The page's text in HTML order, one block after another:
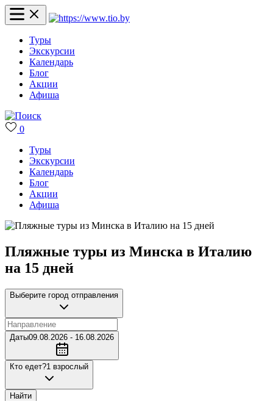
Туры
Экскурсии
Календарь
Блог
Акции
Афиша
0
Туры
Экскурсии
Календарь
Блог
Акции
Афиша
Пляжные туры из Минска в Италию
на 15 дней
Выберите город отправления
Даты09.08.2026 - 16.08.2026
Кто едет?1 взрослый
Найти